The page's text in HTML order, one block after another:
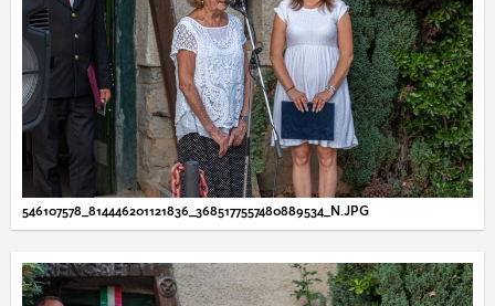
546107578_814446201121836_3685177557480889534_N.JPG